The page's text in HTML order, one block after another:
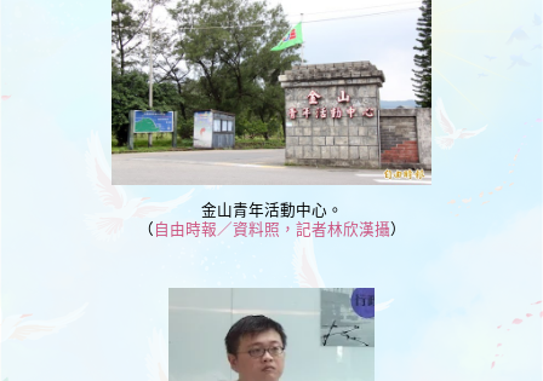
金山青年活動中心。
（ 自由時報／資料照，記者林欣漢攝）